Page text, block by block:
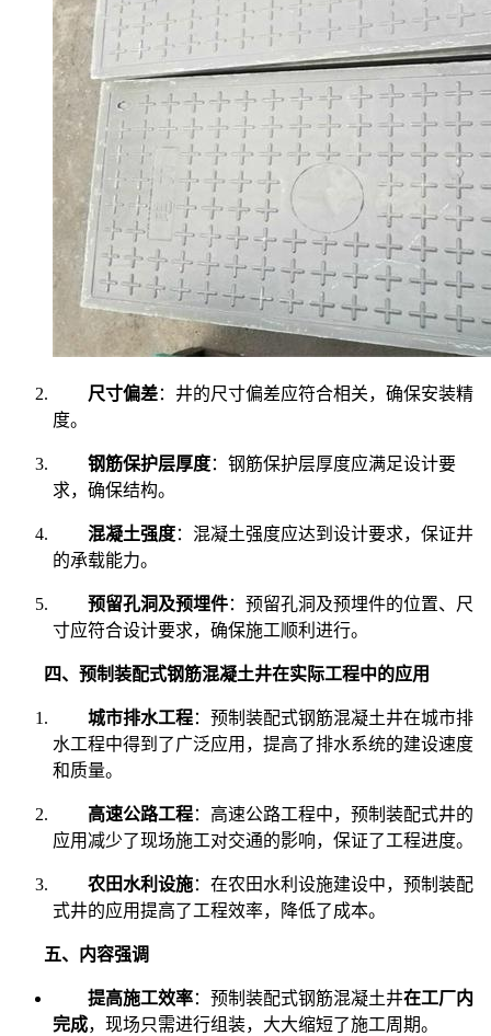
尺寸偏差：井的尺寸偏差应符合相关，确保安装精
度。
钢筋保护层厚度：钢筋保护层厚度应满足设计要
求，确保结构。
混凝土强度：混凝土强度应达到设计要求，保证井
的承载能力。
预留孔洞及预埋件：预留孔洞及预埋件的位置、尺
寸应符合设计要求，确保施工顺利进行。
四、预制装配式钢筋混凝土井在实际工程中的应用
城市排水工程：预制装配式钢筋混凝土井在城市排
水工程中得到了广泛应用，提高了排水系统的建设速度
和质量。
高速公路工程：高速公路工程中，预制装配式井的
应用减少了现场施工对交通的影响，保证了工程进度。
农田水利设施：在农田水利设施建设中，预制装配
式井的应用提高了工程效率，降低了成本。
五、内容强调
提高施工效率：预制装配式钢筋混凝土井在工厂内
完成，现场只需进行组装，大大缩短了施工周期。